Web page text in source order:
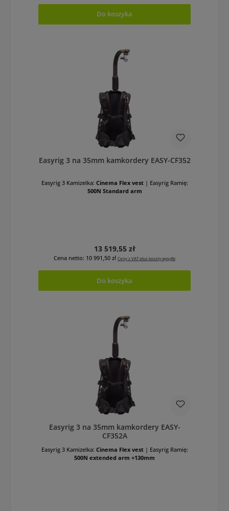
Do koszyka
Easyrig 3 na 35mm kamkordery EASY-CF352
Easyrig 3 Kamizelka: Cinema Flex vest | Easyrig Ramię:
500N Standard arm
Cena regularna:
13 519,55 zł
Cena netto: 10 991,50 zł Ceny z VAT plus koszty wysyłki
Do koszyka
Easyrig 3 na 35mm kamkordery EASY-
CF352A
Easyrig 3 Kamizelka: Cinema Flex vest | Easyrig Ramię:
500N extended arm +130mm